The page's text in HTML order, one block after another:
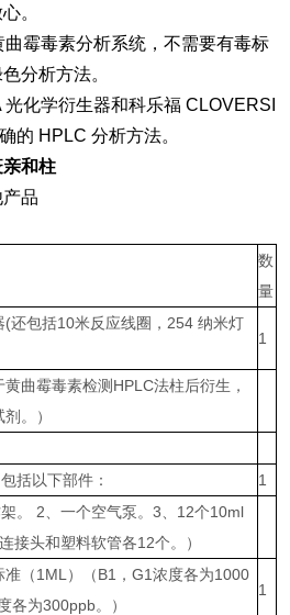
。
曲霉毒素分析系统，不需要有毒标
分析方法。
化学衍生器和科乐福 CLOVERSI
的 HPLC 分析方法。
和柱
品
数
量
(还包括10米反应线圈，254 纳米灯
1
黄曲霉毒素检测HPLC法柱后衍生，
。）
括以下部件：
1
。 2、一个空气泵。3、12个10ml
接头和塑料软管各12个。）
（1ML）
（B1，G1浓度各为1000
各为300ppb。）
1